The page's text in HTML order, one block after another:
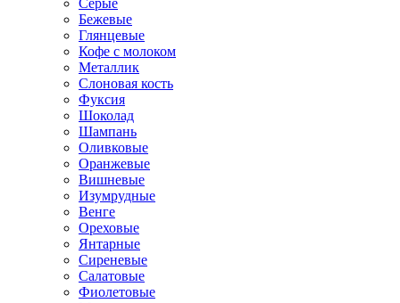
Серые
Бежевые
Глянцевые
Кофе с молоком
Металлик
Слоновая кость
Фуксия
Шоколад
Шампань
Оливковые
Оранжевые
Вишневые
Изумрудные
Венге
Ореховые
Янтарные
Сиреневые
Салатовые
Фиолетовые